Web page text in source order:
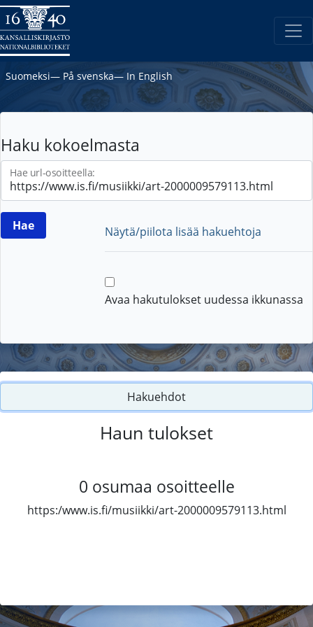
Suomeksi― På svenska― In English
Haku kokoelmasta
Hae url-osoitteella:
Näytä/piilota lisää hakuehtoja
Avaa hakutulokset uudessa ikkunassa
Hakuehdot
Haun tulokset
0 osumaa osoitteelle
https:/www.is.fi/musiikki/art-2000009579113.html